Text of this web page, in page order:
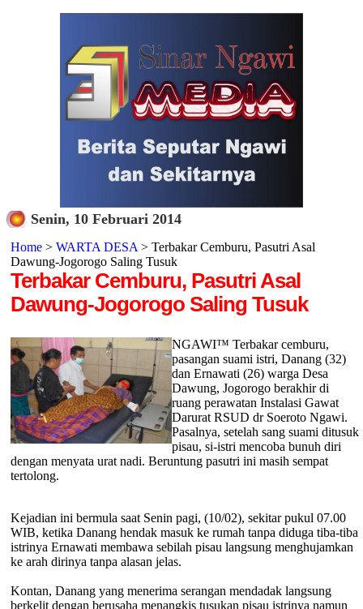
Senin, 10 Februari 2014
Home> WARTA DESA > Terbakar Cemburu, Pasutri Asal
Dawung-Jogorogo Saling Tusuk
Terbakar Cemburu, Pasutri Asal
Dawung-Jogorogo Saling Tusuk
NGAWI™ Terbakar cemburu,
pasangan suami istri, Danang (32)
dan Ernawati (26) warga Desa
Dawung, Jogorogo berakhir di
ruang perawatan Instalasi Gawat
Darurat RSUD dr Soeroto Ngawi.
Pasalnya, setelah sang suami ditusuk
pisau, si-istri mencoba bunuh diri
dengan menyata urat nadi. Beruntung pasutri ini masih sempat
tertolong.
Kejadian ini bermula saat Senin pagi, (10/02), sekitar pukul 07.00
WIB, ketika Danang hendak masuk ke rumah tanpa diduga tiba-tiba
istrinya Ernawati membawa sebilah pisau langsung menghujamkan
ke arah dirinya tanpa alasan jelas.
Kontan, Danang yang menerima serangan mendadak langsung
berkelit dengan berusaha menangkis tusukan pisau istrinya namun